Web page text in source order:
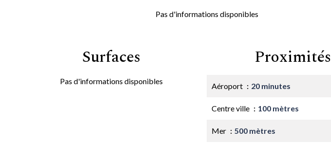
Pas d'informations disponibles
Surfaces
Pas d'informations disponibles
Proximités
Aéroport 20 minutes
Centre ville 100 mètres
Mer 500 mètres